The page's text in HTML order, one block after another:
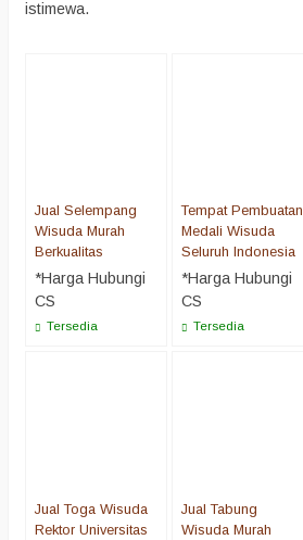
istimewa.
Jual Selempang
Wisuda Murah
Berkualitas
*Harga Hubungi
CS
Tersedia
Tempat Pembuatan
Medali Wisuda
Seluruh Indonesia
*Harga Hubungi
CS
Tersedia
Jual Toga Wisuda
Rektor Universitas
Jual Tabung
Wisuda Murah